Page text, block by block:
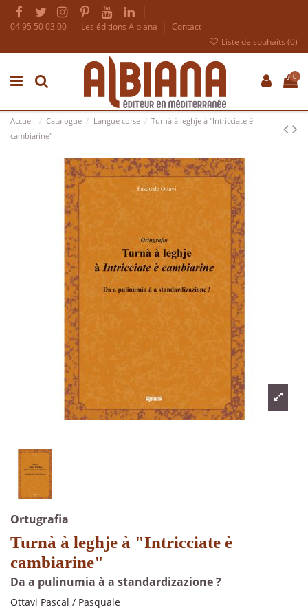
04 95 50 03 00 Les éditions Albiana
Contact
Liste de souhaits (0)
0
Accueil Catalogue Langue corse
Turnà à leghje à "Intricciate è
cambiarine"
Ortugrafia
Turnà à leghje à "Intricciate è
cambiarine"
Da a pulinumia à a standardizazione ?
Ottavi Pascal / Pasquale